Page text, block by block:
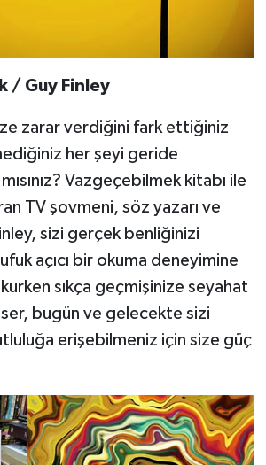
/ Guy Finley
zarar verdiğini fark ettiğiniz
her şeyi geride
Vazgeçebilmek kitabı ile
TV şovmeni, söz yazarı ve
sizi gerçek benliğinizi
açıcı bir okuma deneyimine
sıkça geçmişinize seyahat
bugün ve gelecekte sizi
erişebilmeniz için size güç